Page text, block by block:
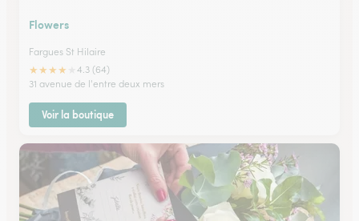
Flowers
Fargues St Hilaire
★★★★
4.3 (64)
31 avenue de l'entre deux mers
Voir la boutique